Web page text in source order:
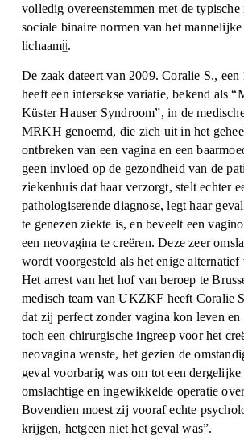
volledig overeenstemmen met de typische
sociale binaire normen van het
lichaamii.
De zaak dateert van 2009. Coralie S., een
heeft een intersekse variatie, bekend als
Küster Hauser Syndroom”, in de
MRKH genoemd, die zich uit in het
ontbreken van een vagina en een
geen invloed op de gezondheid van de
ziekenhuis dat haar verzorgt, stelt echter
pathologiserende diagnose, legt haar
te genezen ziekte is, en beveelt een
een neovagina te creëren. Deze zeer
wordt voorgesteld als het enige alternatief
Het arrest van het hof van beroep te
medisch team van UKZKF heeft Coralie
dat zij perfect zonder vagina kon leven
toch een chirurgische ingreep voor het
neovagina wenste, het gezien de
geval voorbarig was om tot een dergelijke
omslachtige en ingewikkelde operatie
Bovendien moest zij vooraf echte
krijgen, hetgeen niet het geval was”.